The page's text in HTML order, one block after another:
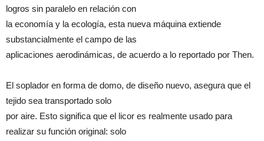
logros sin paralelo en relación con
la economía y la ecología, esta nueva máquina extiende
substancialmente el campo de las
aplicaciones aerodinámicas, de acuerdo a lo reportado por Then.
El soplador en forma de domo, de diseño nuevo, asegura que el
tejido sea transportado solo
por aire. Esto significa que el licor es realmente usado para
realizar su función original: solo